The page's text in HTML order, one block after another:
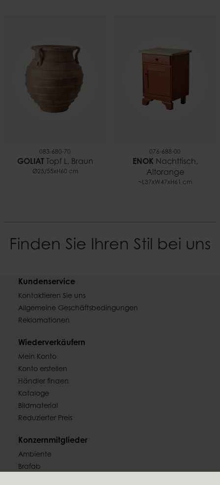
083-680-70
GOLIAT Topf L, Braun
Ø25/55xH60 cm
076-688-00
ENOK Nachttisch,
Altorange
~L37xW47xH61 cm
Finden Sie Ihren Stil bei uns
Kundenservice
Kontaktieren Sie uns
Allgemeine Geschäftsbedingungen
Reklamationen
Wiederverkäufern
Mein Konto
Konto erstellen
Händler finden
Kataloge
Bildmaterial
Reduzierter Preis
Konzernmitglieder
Ambiente
Brafab